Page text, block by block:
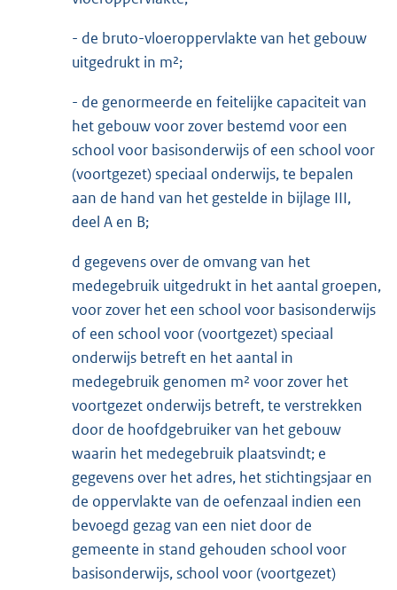
- de bruto-vloeroppervlakte van het gebouw
uitgedrukt in m²;
- de genormeerde en feitelijke capaciteit van
het gebouw voor zover bestemd voor een
school voor basisonderwijs of een school voor
(voortgezet) speciaal onderwijs, te bepalen
aan de hand van het gestelde in bijlage III,
deel A en B;
d gegevens over de omvang van het
medegebruik uitgedrukt in het aantal groepen,
voor zover het een school voor basisonderwijs
of een school voor (voortgezet) speciaal
onderwijs betreft en het aantal in
medegebruik genomen m² voor zover het
voortgezet onderwijs betreft, te verstrekken
door de hoofdgebruiker van het gebouw
waarin het medegebruik plaatsvindt; e
gegevens over het adres, het stichtingsjaar en
de oppervlakte van de oefenzaal indien een
bevoegd gezag van een niet door de
gemeente in stand gehouden school voor
basisonderwijs, school voor (voortgezet)